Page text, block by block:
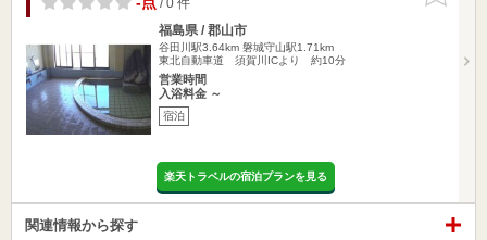
福島県 / 郡山市
谷田川駅3.64km 磐城守山駅1.71km
東北自動車道 須賀川ICより 約10分
営業時間
入浴料金 ～
宿泊
楽天トラベルの宿泊プランを見る
関連情報から探す